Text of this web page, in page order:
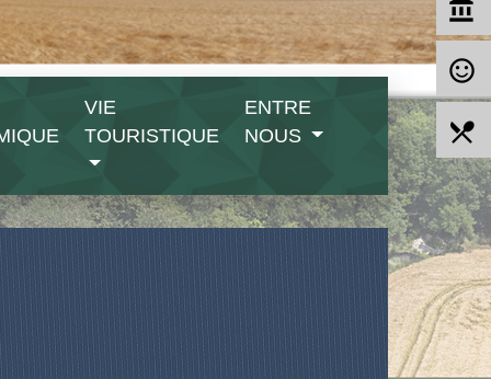
VIE
TOURISTIQUE
ENTRE
NOUS
account_balance
sentiment_satisfied_alt
local_dining